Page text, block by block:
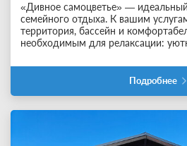
«Дивное самоцветье» —
семейного отдыха. К вашим
территория, бассейн и
необходимым для релаксации:
Подробнее